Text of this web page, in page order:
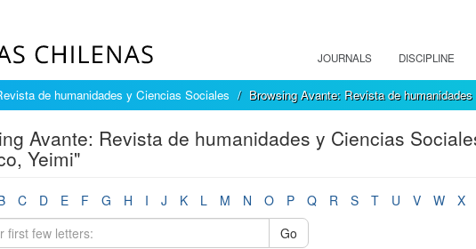
JOURNALS DISCIPLINE
de humanidades y Ciencias Sociales Browsing Avante: Revista de
Avante: Revista de humanidades y Ciencias
Yeimi"
C D E F G H I J K L M N O P Q R S T U V W X
Go